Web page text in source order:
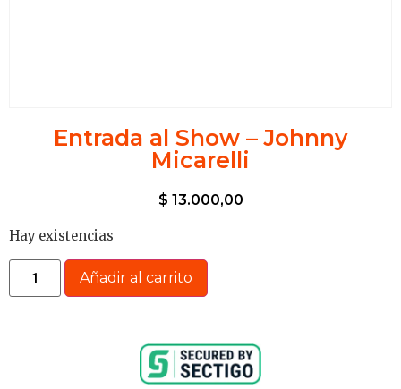
Entrada al Show – Johnny
Micarelli
$ 13.000,00
Hay existencias
Añadir al carrito